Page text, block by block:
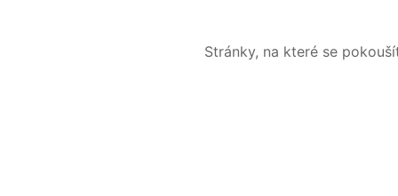
Stránky, na které se